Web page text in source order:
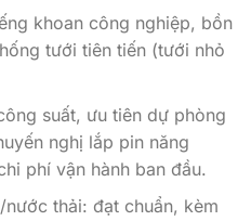
khoan công nghiệp, bồn
tưới tiên tiến (tưới nhỏ
suất, ưu tiên dự phòng
nghị lắp pin năng
phí vận hành ban đầu.
thải: đạt chuẩn, kèm